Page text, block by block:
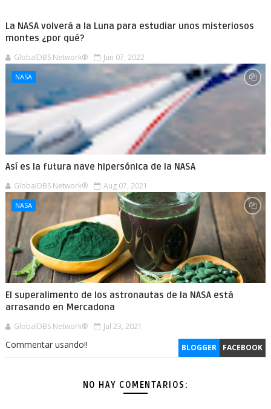
La NASA volverá a la Luna para estudiar unos misteriosos
montes ¿por qué?
GlobalDBS Network® Jun 07, 2022
NASA
Así es la futura nave hipersónica de la NASA
GlobalDBS Network® Aug 07, 2021
NASA
El superalimento de los astronautas de la NASA está
arrasando en Mercadona
GlobalDBS Network® Jul 23, 2021
BLOGGER FACEBOOK
Commentar usando!!
NO HAY COMENTARIOS: